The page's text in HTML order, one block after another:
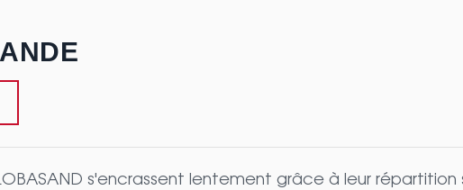
s'encrassent lentement grâce à leur